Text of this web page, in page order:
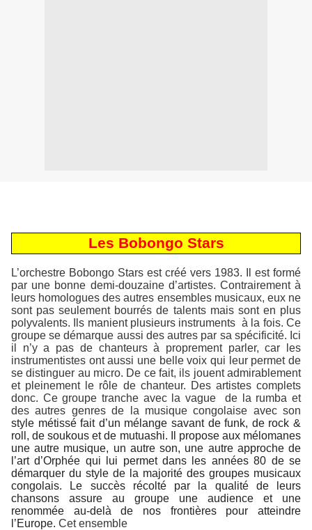
Les Bobongo Stars
L’orchestre Bobongo Stars est créé vers 1983. Il est formé
par une bonne demi-douzaine d’artistes. Contrairement à
leurs homologues des autres ensembles musicaux, eux ne
sont pas seulement bourrés de talents mais sont en plus
polyvalents. Ils manient plusieurs instruments à la fois. Ce
groupe se démarque aussi des autres par sa spécificité. Ici
il n’y a pas de chanteurs à proprement parler, car les
instrumentistes ont aussi une belle voix qui leur permet de
se distinguer au micro. De ce fait, ils jouent admirablement
et pleinement le rôle de chanteur. Des artistes complets
donc. Ce groupe tranche avec la vague
de la rumba et
des autres genres de la musique congolaise avec son
style métissé fait d’un mélange savant de funk, de rock &
roll, de soukous et de mutuashi. Il propose aux mélomanes
une autre musique, un autre son, une autre approche de
l’art d’Orphée qui lui permet dans les années 80 de se
démarquer du style de la majorité des groupes musicaux
congolais. Le succès récolté par la qualité de leurs
chansons assure au groupe une audience et une
renommée au-delà de nos frontières pour atteindre
l’Europe. Cet ensemble